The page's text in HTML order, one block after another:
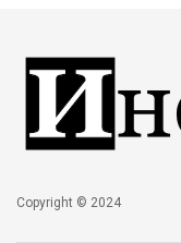
Copyright © 2024